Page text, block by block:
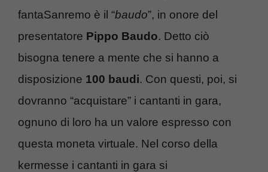
fantaSanremo è il “baudo”, in onore del
presentatore Pippo Baudo. Detto ciò
bisogna tenere a mente che si hanno a
disposizione 100 baudi. Con questi, poi, si
dovranno “acquistare” i cantanti in gara,
ognuno di loro ha un valore espresso con
questa moneta virtuale. Nel corso della
kermesse i cantanti in gara si